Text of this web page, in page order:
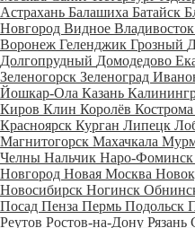
Астрахань Балашиха Батайск
Новгород Видное Владивосток
Воронеж Геленджик Грозный
Долгопрудный Домодедово
Зеленогорск Зеленоград
Йошкар-Ола Казань
Киров Клин Королёв Кострома
Красноярск Курган Липецк
Магнитогорск Махачкала
Челны Нальчик Наро-Фоминск
Новгород Новая Москва
Новосибирск Ногинск
Посад Пенза Пермь Подольск
Реутов Ростов-на-Дону Рязань